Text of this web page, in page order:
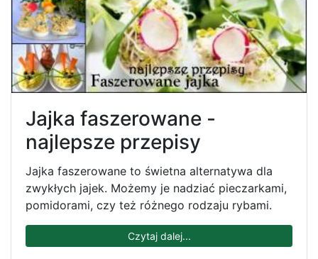
Jajka faszerowane -
najlepsze przepisy
Jajka faszerowane to świetna alternatywa dla
zwykłych jajek. Możemy je nadziać pieczarkami,
pomidorami, czy też różnego rodzaju rybami.
Czytaj dalej...